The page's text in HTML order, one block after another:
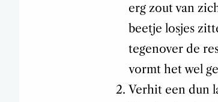
erg zout van
beetje losjes
tegenover de
vormt het wel
Verhit een dun